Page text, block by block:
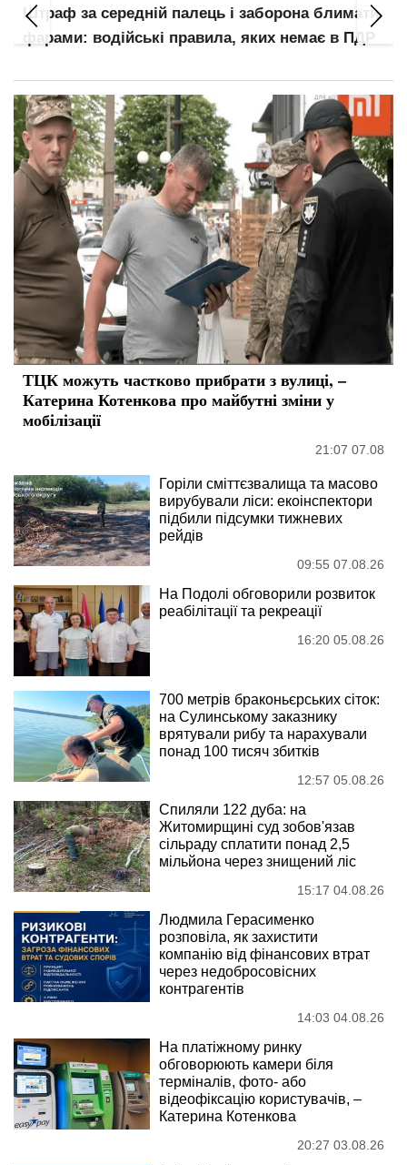
Штраф за середній палець і заборона блимати
фарами: водійські правила, яких немає в ПДР
ТЦК можуть частково прибрати з вулиці, –
Катерина Котенкова про майбутні зміни у
мобілізації
21:07 07.08
Горіли сміттєзвалища та масово
вирубували ліси: екоінспектори
підбили підсумки тижневих
рейдів
09:55 07.08.26
На Подолі обговорили розвиток
реабілітації та рекреації
16:20 05.08.26
700 метрів браконьєрських сіток:
на Сулинському заказнику
врятували рибу та нарахували
понад 100 тисяч збитків
12:57 05.08.26
Спиляли 122 дуба: на
Житомирщині суд зобов'язав
сільраду сплатити понад 2,5
мільйона через знищений ліс
15:17 04.08.26
Людмила Герасименко
розповіла, як захистити
компанію від фінансових втрат
через недобросовісних
контрагентів
14:03 04.08.26
На платіжному ринку
обговорюють камери біля
терміналів, фото- або
відеофіксацію користувачів, –
Катерина Котенкова
20:27 03.08.26